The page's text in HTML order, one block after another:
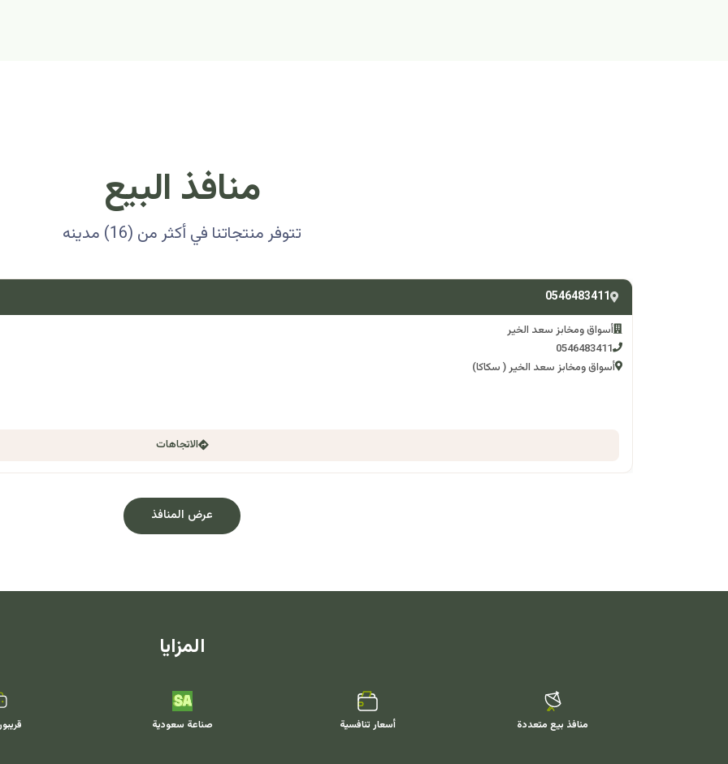
منافذ البيع
تتوفر منتجاتنا في أكثر من (16) مدينه
0546483411
أسواق ومخابز سعد الخير
0546483411
أسواق ومخابز سعد الخير ( سكاكا)
الاتجاهات
عرض المنافذ
المزايا
منافذ بيع متعددة أسعار تنافسية صناعة سعودية